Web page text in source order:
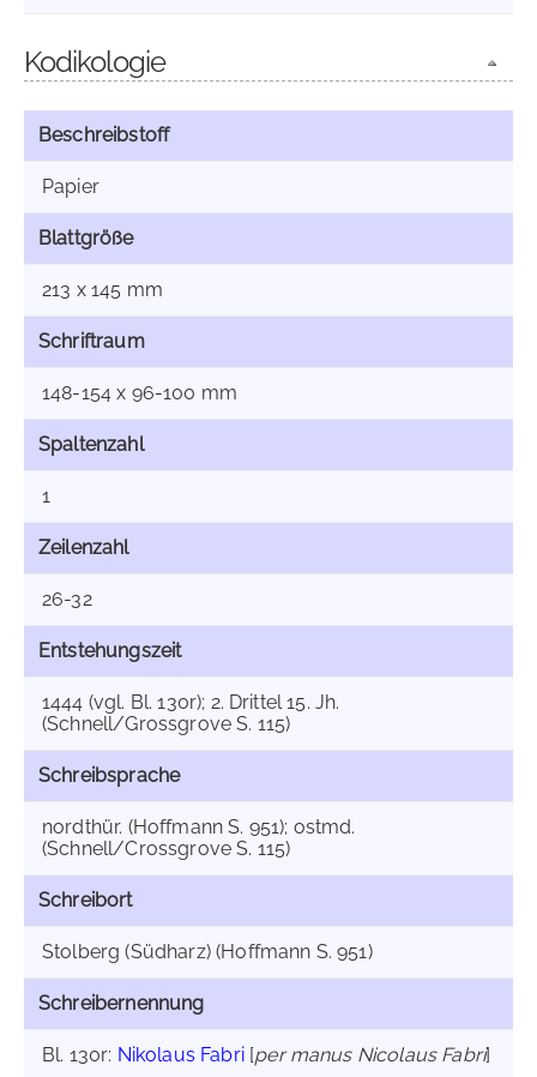
Kodikologie
Beschreibstoff
Papier
Blattgröße
213 x 145 mm
Schriftraum
148-154 x 96-100 mm
Spaltenzahl
1
Zeilenzahl
26-32
Entstehungszeit
1444 (vgl. Bl. 130r); 2. Drittel 15. Jh.
(Schnell/Grossgrove S. 115)
Schreibsprache
nordthür. (Hoffmann S. 951); ostmd.
(Schnell/Crossgrove S. 115)
Schreibort
Stolberg (Südharz) (Hoffmann S. 951)
Schreibernennung
Bl. 130r: Nikolaus Fabri[per manus Nicolaus Fabri]